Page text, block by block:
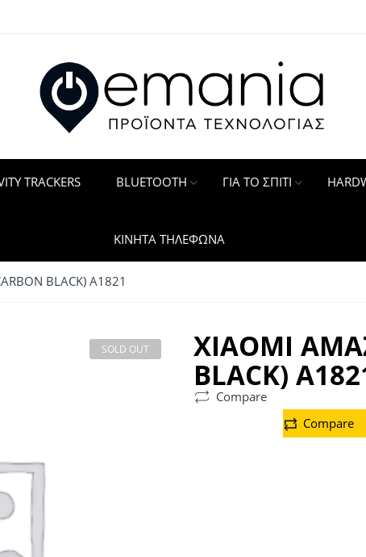
TRACKERS BLUETOOTH ΓΙΑ ΤΟ ΣΠΙΤΙ
ΚΙΝΗΤΑ ΤΗΛΕΦΩΝΑ
BLACK) A1821
SOLD OUT XIAOMI
BLACK)
Compare
Compare